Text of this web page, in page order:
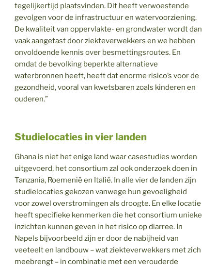
tegelijkertijd plaatsvinden. Dit heeft verwoestende
gevolgen voor de infrastructuur en watervoorziening.
De kwaliteit van oppervlakte- en grondwater wordt dan
vaak aangetast door ziekteverwekkers en we hebben
onvoldoende kennis over besmettingsroutes. En
omdat de bevolking beperkte alternatieve
waterbronnen heeft, heeft dat enorme risico’s voor de
gezondheid, vooral van kwetsbaren zoals kinderen en
ouderen.”
Studielocaties in vier landen
Ghana is niet het enige land waar casestudies worden
uitgevoerd, het consortium zal ook onderzoek doen in
Tanzania, Roemenië en Italië. In alle vier de landen zijn
studielocaties gekozen vanwege hun gevoeligheid
voor zowel overstromingen als droogte. En elke locatie
heeft specifieke kenmerken die het consortium unieke
inzichten kunnen geven in het risico op diarree. In
Napels bijvoorbeeld zijn er door de nabijheid van
veeteelt en landbouw – wat ziekteverwekkers met zich
meebrengt – in combinatie met een verouderde